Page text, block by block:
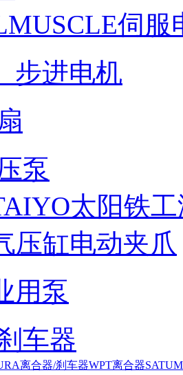
伺服
步进电机
泵
太阳铁
压缸电动夹爪
用泵
车器
离合器/刹车器WPT离合器